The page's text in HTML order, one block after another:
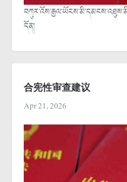
དོན།
合宪性审查建议
Apr 21, 2026